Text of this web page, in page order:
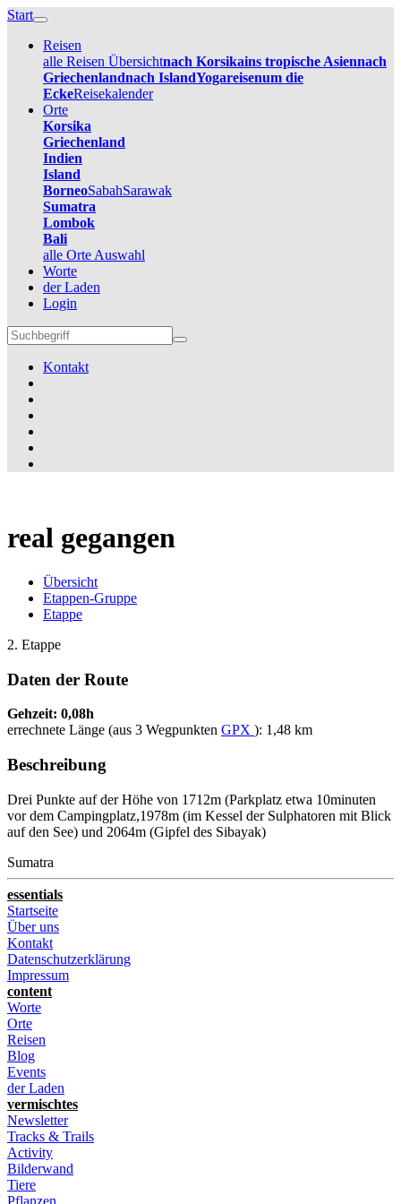
Start
Reisen
alle Reisen Übersichtnach Korsikains tropische Asiennach
Griechenlandnach IslandYogareisenum die
EckeReisekalender
Orte
Korsika
Griechenland
Indien
Island
BorneoSabahSarawak
Sumatra
Lombok
Bali
alle Orte Auswahl
Worte
der Laden
Login
Kontakt
real gegangen
Übersicht
Etappen-Gruppe
Etappe
2. Etappe
Daten der Route
Gehzeit: 0,08h
errechnete Länge (aus 3 Wegpunkten GPX ): 1,48 km
Beschreibung
Drei Punkte auf der Höhe von 1712m (Parkplatz etwa 10minuten
vor dem Campingplatz,1978m (im Kessel der Sulphatoren mit Blick
auf den See) und 2064m (Gipfel des Sibayak)
Sumatra
essentials
Startseite
Über uns
Kontakt
Datenschutzerklärung
Impressum
content
Worte
Orte
Reisen
Blog
Events
der Laden
vermischtes
Newsletter
Tracks & Trails
Activity
Bilderwand
Tiere
Pflanzen